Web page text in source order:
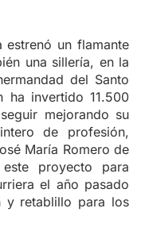
estrenó un flamante
una sillería, en la
del Santo
ha invertido 11.500
mejorando su
de profesión,
María Romero de
proyecto para
el año pasado
y retablillo para los